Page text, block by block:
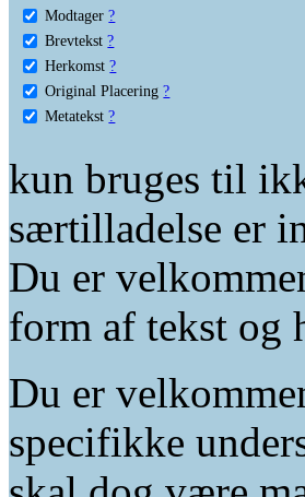
Modtager ?
Brevtekst ?
Herkomst ?
Original Placering ?
Metatekst ?
kun bruges til
særtilladelse er
Du er
form af tekst og
Du er
specifikke